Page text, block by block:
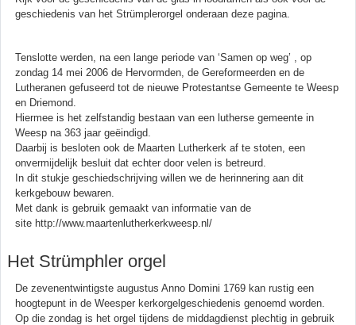
geschiedenis van het Strümplerorgel onderaan deze pagina.
Tenslotte werden, na een lange periode van ‘Samen op weg’ , op
zondag 14 mei 2006 de Hervormden, de Gereformeerden en de
Lutheranen gefuseerd tot de nieuwe Protestantse Gemeente te Weesp
en Driemond.
Hiermee is het zelfstandig bestaan van een lutherse gemeente in
Weesp na 363 jaar geëindigd.
Daarbij is besloten ook de Maarten Lutherkerk af te stoten, een
onvermijdelijk besluit dat echter door velen is betreurd.
In dit stukje geschiedschrijving willen we de herinnering aan dit
kerkgebouw bewaren.
Met dank is gebruik gemaakt van informatie van de
site http://www.maartenlutherkerkweesp.nl/
Het Strümphler orgel
De zevenentwintigste augustus Anno Domini 1769 kan rustig een
hoogtepunt in de Weesper kerkorgelgeschiedenis genoemd worden.
Op die zondag is het orgel tijdens de middagdienst plechtig in gebruik